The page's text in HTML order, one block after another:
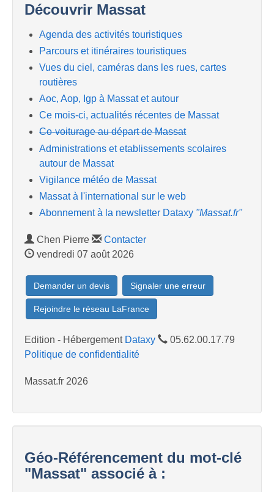
Découvrir Massat
Agenda des activités touristiques
Parcours et itinéraires touristiques
Vues du ciel, caméras dans les rues, cartes
routières
Aoc, Aop, Igp à Massat et autour
Ce mois-ci, actualités récentes de Massat
Co-voiturage au départ de Massat
Administrations et etablissements scolaires
autour de Massat
Vigilance météo de Massat
Massat à l'international sur le web
Abonnement à la newsletter Dataxy "Massat.fr"
Chen Pierre
Contacter
vendredi 07 août 2026
Demander un devis Signaler une erreur
Rejoindre le réseau LaFrance
Edition - Hébergement Dataxy
05.62.00.17.79
Politique de confidentialité
Massat.fr 2026
Géo-Référencement du mot-clé
"Massat" associé à :